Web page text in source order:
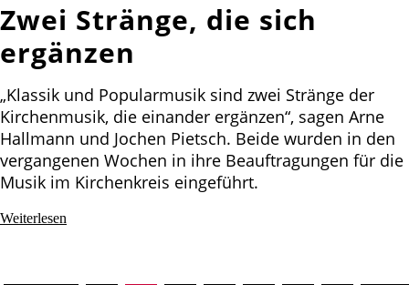
Zwei Stränge, die sich
ergänzen
„Klassik und Popularmusik sind zwei Stränge der
Kirchenmusik, die einander ergänzen“, sagen Arne
Hallmann und Jochen Pietsch. Beide wurden in den
vergangenen Wochen in ihre Beauftragungen für die
Musik im Kirchenkreis eingeführt.
Weiterlesen